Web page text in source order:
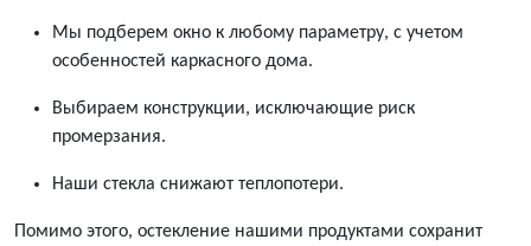
Мы подберем окно к любому параметру, с учетом
особенностей каркасного дома.
Выбираем конструкции, исключающие риск
промерзания.
Наши стекла снижают теплопотери.
Помимо этого, остекление нашими продуктами сохранит